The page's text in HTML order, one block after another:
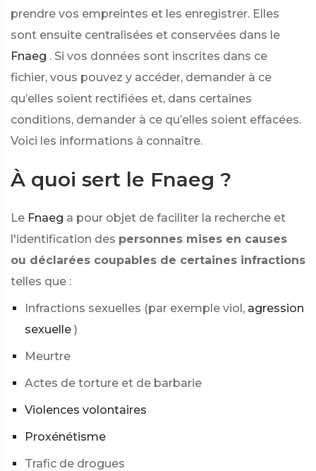
prendre vos empreintes et les enregistrer. Elles
sont ensuite centralisées et conservées dans le
Fnaeg . Si vos données sont inscrites dans ce
fichier, vous pouvez y accéder, demander à ce
qu’elles soient rectifiées et, dans certaines
conditions, demander à ce qu’elles soient effacées.
Voici les informations à connaître.
À quoi sert le Fnaeg ?
Le Fnaeg a pour objet de faciliter la recherche et
l'identification des personnes mises en causes
ou déclarées coupables de certaines infractions
telles que :
Infractions sexuelles (par exemple viol, agression
sexuelle )
Meurtre
Actes de torture et de barbarie
Violences volontaires
Proxénétisme
Trafic de drogues